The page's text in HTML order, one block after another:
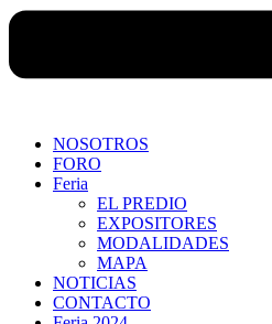
NOSOTROS
FORO
Feria
EL PREDIO
EXPOSITORES
MODALIDADES
MAPA
NOTICIAS
CONTACTO